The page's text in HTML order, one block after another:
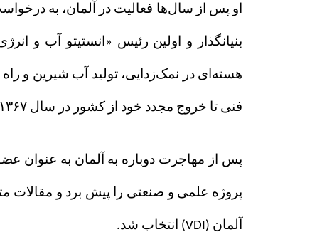
او پس از سال‌ها فعالیت در آلمان، به
بنيانگذار و اولين رئيس «انستیتو آب و
فنی تا خروج مجدد خود از کشور در سال ۱۳۶۷ مشغول بود.
پس از مهاجرت دوباره به آلمان به عنوان
آلمان (VDI) انتخاب شد.